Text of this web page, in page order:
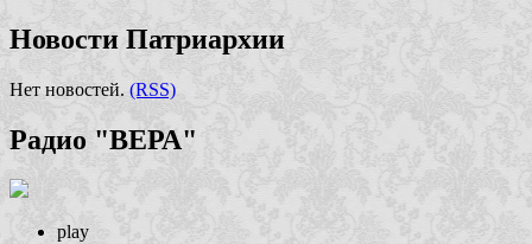
Новости Патриархии
Нет новостей. (RSS)
Радио "ВЕРА"
play